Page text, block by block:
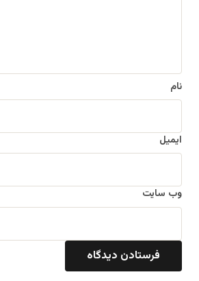
نام
ایمیل
وب‌ سایت